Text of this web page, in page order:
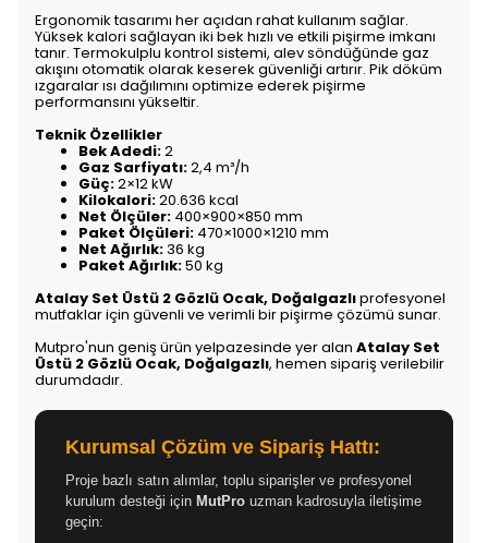
Ergonomik tasarımı her açıdan rahat kullanım sağlar.
Yüksek kalori sağlayan iki bek hızlı ve etkili pişirme imkanı
tanır. Termokulplu kontrol sistemi, alev söndüğünde gaz
akışını otomatik olarak keserek güvenliği artırır. Pik döküm
ızgaralar ısı dağılımını optimize ederek pişirme
performansını yükseltir.
Teknik Özellikler
Bek Adedi:2
Gaz Sarfiyatı:2,4 m³/h
Güç:2×12 kW
Kilokalori:20.636 kcal
Net Ölçüler: 400×900×850 mm
Paket Ölçüleri: 470×1000×1210 mm
Net Ağırlık:36 kg
Paket Ağırlık:50 kg
Atalay Set Üstü 2 Gözlü Ocak, Doğalgazlıprofesyonel
mutfaklar için güvenli ve verimli bir pişirme çözümü sunar.
Mutpro'nun geniş ürün yelpazesinde yer alan Atalay Set
Üstü 2 Gözlü Ocak, Doğalgazlı, hemen sipariş verilebilir
durumdadır.
Kurumsal Çözüm ve Sipariş Hattı:
Proje bazlı satın alımlar, toplu siparişler ve profesyonel
kurulum desteği için MutPro uzman kadrosuyla iletişime
geçin: